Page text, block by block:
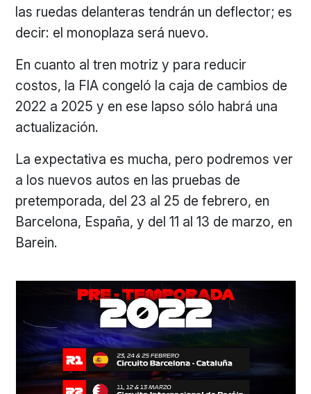
las ruedas delanteras tendrán un deflector; es
decir: el monoplaza será nuevo.
En cuanto al tren motriz y para reducir
costos, la FIA congeló la caja de cambios de
2022 a 2025 y en ese lapso sólo habrá una
actualización.
La expectativa es mucha, pero podremos ver
a los nuevos autos en las pruebas de
pretemporada, del 23 al 25 de febrero, en
Barcelona, España, y del 11 al 13 de marzo, en
Barein.